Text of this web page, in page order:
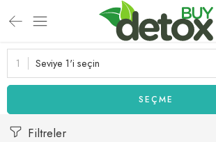
Seviye 1'i seçin
SEÇME
Filtreler